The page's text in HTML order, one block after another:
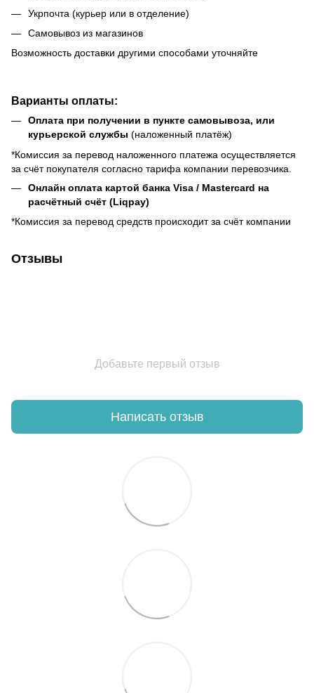
Укрпочта (курьер или в отделение)
Самовывоз из магазинов
Возможность доставки другими способами уточняйте
Варианты оплаты:
Оплата при получении в пункте самовывоза, или
курьерской службы (наложенный платёж)
*Комиссия за перевод наложенного платежа осуществляется
за счёт покупателя согласно тарифа компании перевозчика.
Онлайн оплата картой банка Visa / Mastercard на
расчётный счёт (Liqpay)
*Комиссия за перевод средств происходит за счёт компании
Отзывы
Добавьте первый отзыв
Написать отзыв